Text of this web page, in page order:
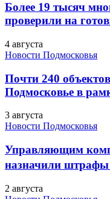
Более 19 тысяч
проверили на
4 августа
Новости Подмосковья
Почти 240
Подмосковье в
3 августа
Новости Подмосковья
Управляющим
назначили
2 августа